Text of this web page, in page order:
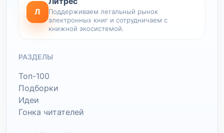
Л
Поддерживаем легальный рынок
электронных книг и сотрудничаем с
книжной экосистемой.
РАЗДЕЛЫ
Топ-100
Подборки
Идеи
Гонка читателей